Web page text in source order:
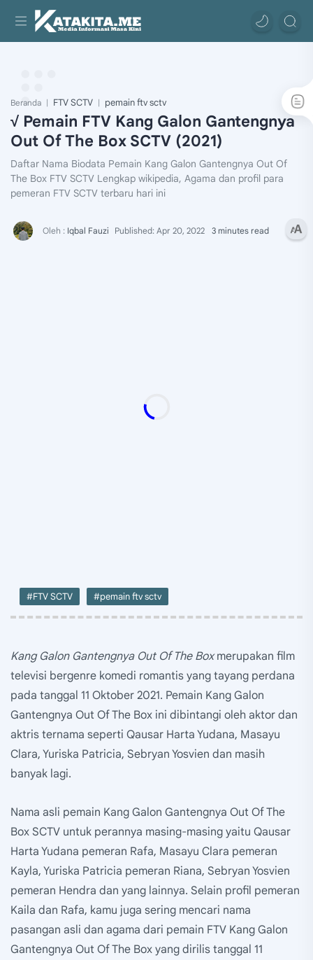
Beranda FTV SCTV pemain ftv sctv
√ Pemain FTV Kang Galon Gantengnya
Out Of The Box SCTV (2021)
Daftar Nama Biodata Pemain Kang Galon Gantengnya Out Of
The Box FTV SCTV Lengkap wikipedia, Agama dan profil para
pemeran FTV SCTV terbaru hari ini
3 minutes read
#FTV SCTV #pemain ftv sctv
Kang Galon Gantengnya Out Of The Boxmerupakan film
televisi bergenre komedi romantis yang tayang perdana
pada tanggal 11 Oktober 2021. Pemain Kang Galon
Gantengnya Out Of The Box ini dibintangi oleh aktor dan
aktris ternama seperti Qausar Harta Yudana, Masayu
Clara, Yuriska Patricia, Sebryan Yosvien dan masih
banyak lagi.
Nama asli pemain Kang Galon Gantengnya Out Of The
Box SCTV untuk perannya masing-masing yaitu Qausar
Harta Yudana pemeran Rafa, Masayu Clara pemeran
Kayla, Yuriska Patricia pemeran Riana, Sebryan Yosvien
pemeran Hendra dan yang lainnya. Selain profil pemeran
Kaila dan Rafa, kamu juga sering mencari nama
pasangan asli dan agama dari pemain FTV Kang Galon
Gantengnya Out Of The Box yang dirilis tanggal 11